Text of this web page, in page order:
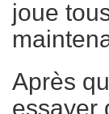
joue
Après
essayer